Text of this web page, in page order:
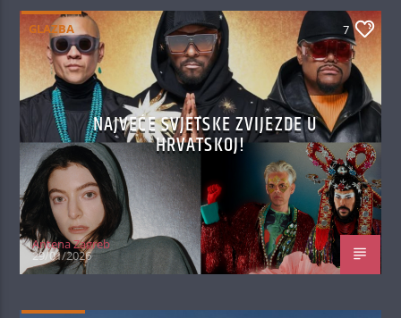
GLAZBA 7
NAJVEĆE SVJETSKE ZVIJEZDE U
HRVATSKOJ!
Antena Zagreb
29/01/2026